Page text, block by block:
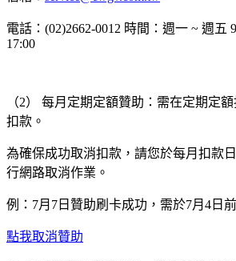
電話：(02)2662-0012 時間：週一 ~ 週五
17:00
（2） 每月定期定額贊助：需在定期定
扣款。
為確保成功取消扣款，請您於每月扣款
行網路取消作業。
例：7月7日贊助刷卡成功，需於7月4日
點我取消贊助